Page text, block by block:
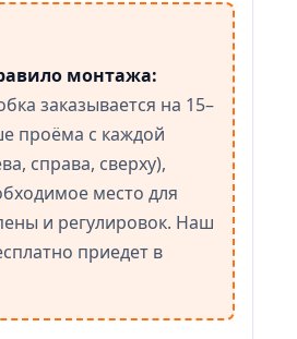
монтажа:
заказывается на 15–
проёма с каждой
справа, сверху),
место для
и регулировок. Наш
приедет в